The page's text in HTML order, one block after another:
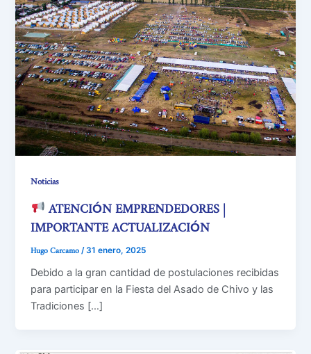
Noticias
ATENCIÓN EMPRENDEDORES |
IMPORTANTE ACTUALIZACIÓN
Hugo Carcamo/31 enero, 2025
Debido a la gran cantidad de postulaciones recibidas
para participar en la Fiesta del Asado de Chivo y las
Tradiciones […]